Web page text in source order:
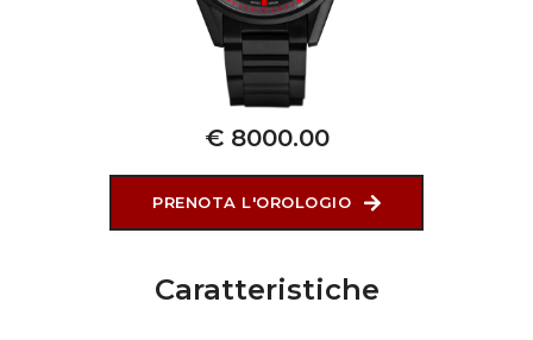
€ 8000.00
PRENOTA L'OROLOGIO
Caratteristiche